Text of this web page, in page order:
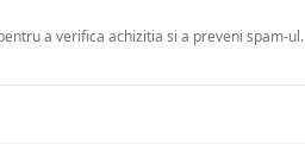
a verifica achizitia si a preveni spam-ul.